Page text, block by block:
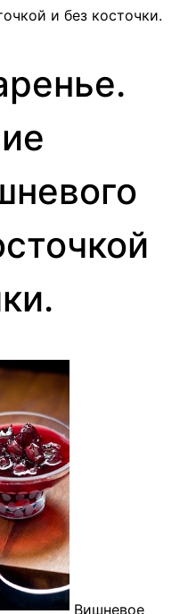
и без косточки.
Вишневое